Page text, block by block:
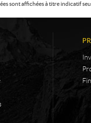
sont affichées à titre indicatif